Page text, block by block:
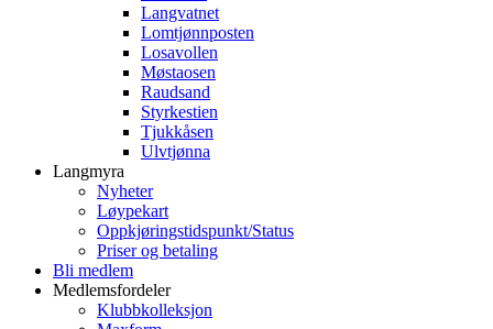
Langvatnet
Lomtjønnposten
Losavollen
Møstaosen
Raudsand
Styrkestien
Tjukkåsen
Ulvtjønna
Langmyra
Nyheter
Løypekart
Oppkjøringstidspunkt/Status
Priser og betaling
Bli medlem
Medlemsfordeler
Klubbkolleksjon